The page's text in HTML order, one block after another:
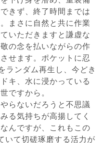
きず、終了時間までは
まさに自然と共に作業
いただきますと謙虚な
の念を払いながらの作
せます。ポケットに忍
ランダム再生し、今どき
キ、水に浸かっている
ですから。
らないだろうと不思議
る気持ちが高揚してく
んですが、これもこの
いて切磋琢磨する活力が